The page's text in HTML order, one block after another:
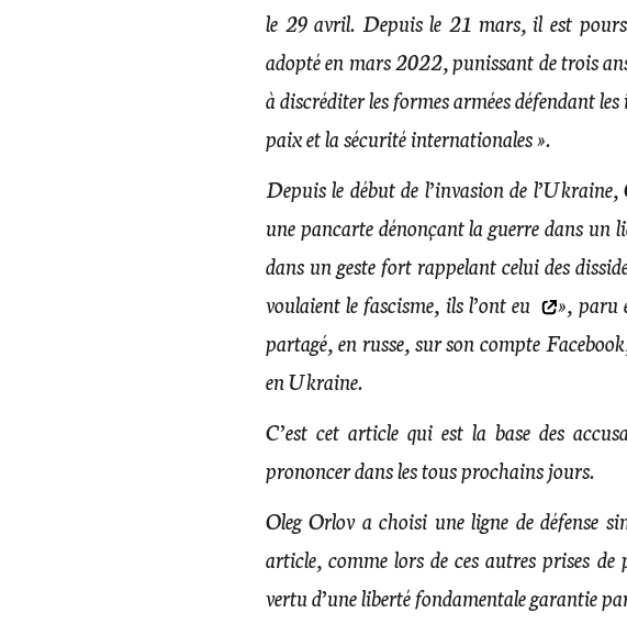
le 29 avril. Depuis le 21 mars, il est
adopté en mars 2022, punissant de trois
à discréditer les formes armées défendant
paix et la sécurité internationales ».
Depuis le début de l’invasion de
une pancarte dénonçant la guerre dans un
dans un geste fort rappelant celui des
voulaient le fascisme, ils l’ont eu
», paru
partagé, en russe, sur son compte
en Ukraine.
C’est cet article qui est la base des
prononcer dans les tous prochains jours.
Oleg Orlov a choisi une ligne de défense
article, comme lors de ces autres prises
vertu d’une liberté fondamentale garantie